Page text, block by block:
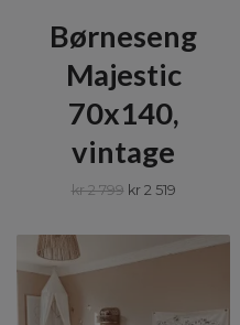
Børneseng
Majestic
70x140,
vintage
kr 2 799 kr 2 519